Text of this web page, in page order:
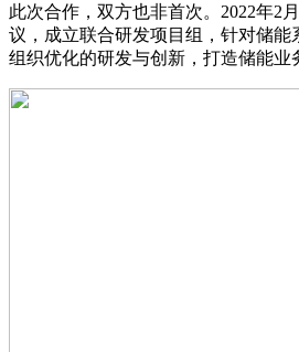
此次合作，双方也非首次。2022年2
议，成立联合研发项目组，针对储能
组织优化的研发与创新，打造储能业